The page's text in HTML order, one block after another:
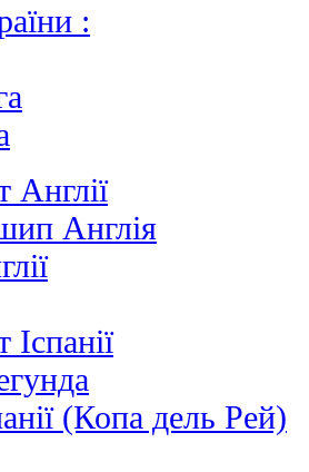
:
Англії
Англія
(Копа дель Рей)